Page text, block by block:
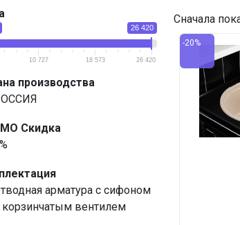
26 420
10 727 18 573 26 420
производства
Скидка
арматура с сифоном
корзинчатым вентилем
Сначала
-20%